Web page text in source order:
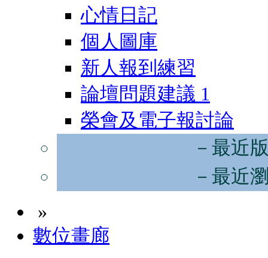
心情日記
個人圖庫
新人報到練習
論壇問題建議 1
榮會及電子報討論
－最近
－最近
»
數位畫廊